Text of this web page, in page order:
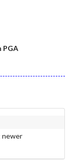
PGA
newer